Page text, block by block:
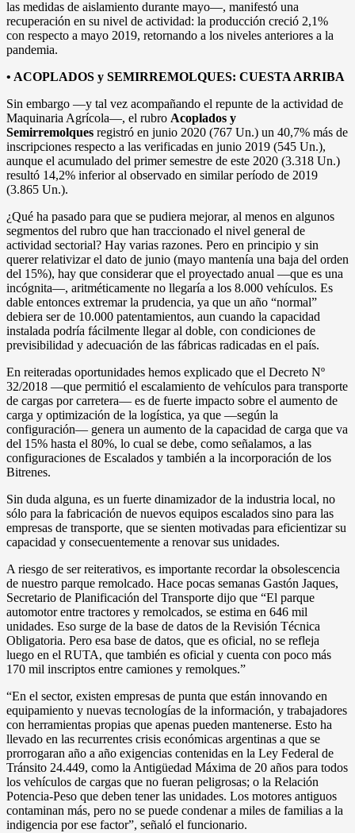
las medidas de aislamiento durante mayo—, manifestó una
recuperación en su nivel de actividad: la producción creció 2,1%
con respecto a mayo 2019, retornando a los niveles anteriores a la
pandemia.
• ACOPLADOS y SEMIRREMOLQUES: CUESTA ARRIBA
Sin embargo —y tal vez acompañando el repunte de la actividad de
Maquinaria Agrícola—, el rubro Acoplados y
Semirremolques registró en junio 2020 (767 Un.) un 40,7% más de
inscripciones respecto a las verificadas en junio 2019 (545 Un.),
aunque el acumulado del primer semestre de este 2020 (3.318 Un.)
resultó 14,2% inferior al observado en similar período de 2019
(3.865 Un.).
¿Qué ha pasado para que se pudiera mejorar, al menos en algunos
segmentos del rubro que han traccionado el nivel general de
actividad sectorial? Hay varias razones. Pero en principio y sin
querer relativizar el dato de junio (mayo mantenía una baja del orden
del 15%), hay que considerar que el proyectado anual —que es una
incógnita—, aritméticamente no llegaría a los 8.000 vehículos. Es
dable entonces extremar la prudencia, ya que un año “normal”
debiera ser de 10.000 patentamientos, aun cuando la capacidad
instalada podría fácilmente llegar al doble, con condiciones de
previsibilidad y adecuación de las fábricas radicadas en el país.
En reiteradas oportunidades hemos explicado que el Decreto Nº
32/2018 —que permitió el escalamiento de vehículos para transporte
de cargas por carretera— es de fuerte impacto sobre el aumento de
carga y optimización de la logística, ya que —según la
configuración— genera un aumento de la capacidad de carga que va
del 15% hasta el 80%, lo cual se debe, como señalamos, a las
configuraciones de Escalados y también a la incorporación de los
Bitrenes.
Sin duda alguna, es un fuerte dinamizador de la industria local, no
sólo para la fabricación de nuevos equipos escalados sino para las
empresas de transporte, que se sienten motivadas para eficientizar su
capacidad y consecuentemente a renovar sus unidades.
A riesgo de ser reiterativos, es importante recordar la obsolescencia
de nuestro parque remolcado. Hace pocas semanas Gastón Jaques,
Secretario de Planificación del Transporte dijo que “El parque
automotor entre tractores y remolcados, se estima en 646 mil
unidades. Eso surge de la base de datos de la Revisión Técnica
Obligatoria. Pero esa base de datos, que es oficial, no se refleja
luego en el RUTA, que también es oficial y cuenta con poco más
170 mil inscriptos entre camiones y remolques.”
“En el sector, existen empresas de punta que están innovando en
equipamiento y nuevas tecnologías de la información, y trabajadores
con herramientas propias que apenas pueden mantenerse. Esto ha
llevado en las recurrentes crisis económicas argentinas a que se
prorrogaran año a año exigencias contenidas en la Ley Federal de
Tránsito 24.449, como la Antigüedad Máxima de 20 años para todos
los vehículos de cargas que no fueran peligrosas; o la Relación
Potencia-Peso que deben tener las unidades. Los motores antiguos
contaminan más, pero no se puede condenar a miles de familias a la
indigencia por ese factor”, señaló el funcionario.